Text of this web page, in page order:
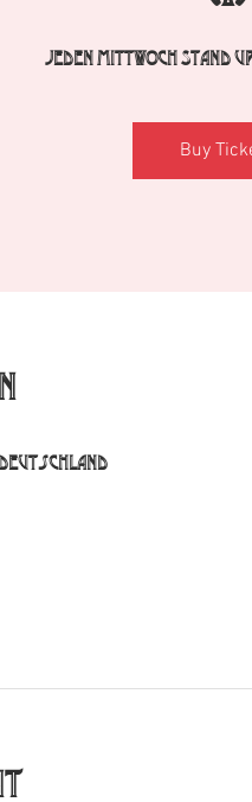
Jeden Mittwoch Stand Up
Buy
Deutschland